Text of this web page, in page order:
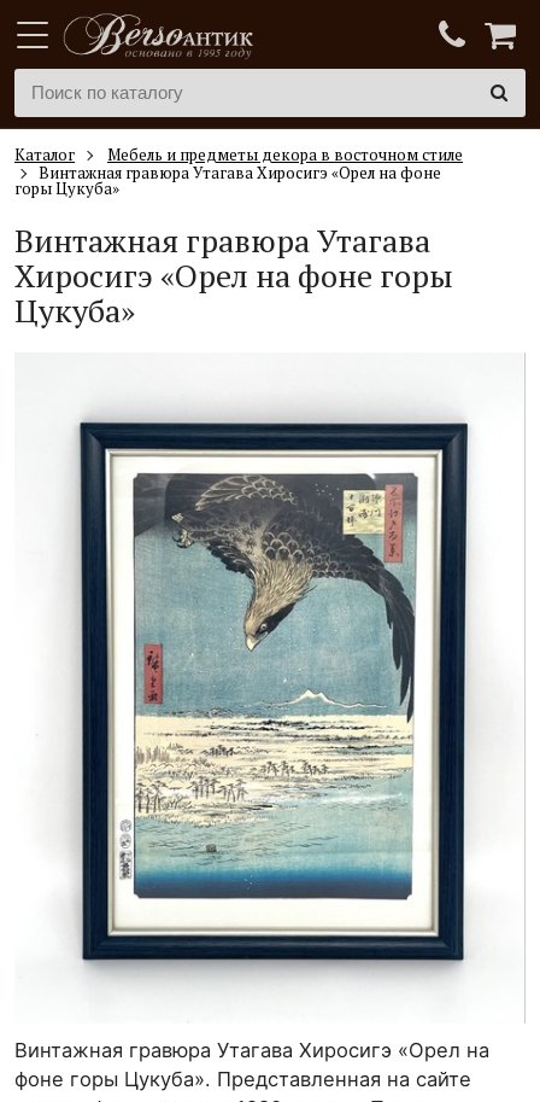
Каталог
Мебель и предметы декора в восточном стиле
Винтажная гравюра Утагава Хиросигэ «Орел на фоне
горы Цукуба»
Винтажная гравюра Утагава
Хиросигэ «Орел на фоне горы
Цукуба»
Винтажная гравюра Утагава Хиросигэ «Орел на
фоне горы Цукуба». Представленная на сайте